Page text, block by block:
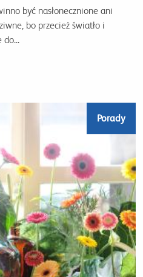
być nasłonecznione ani
bo przecież światło i
do...
Porady